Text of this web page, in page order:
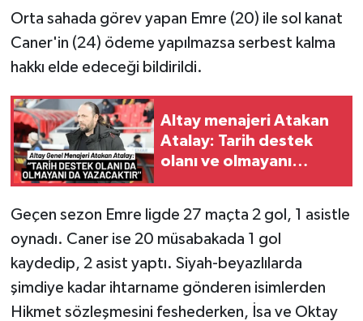
Orta sahada görev yapan Emre (20) ile sol kanat
Caner'in (24) ödeme yapılmazsa serbest kalma
hakkı elde edeceği bildirildi.
Altay menajeri Atakan
Atalay: Tarih destek
olanı ve olmayanı
Geçen sezon Emre ligde 27 maçta 2 gol, 1 asistle
oynadı. Caner ise 20 müsabakada 1 gol
kaydedip, 2 asist yaptı. Siyah-beyazlılarda
şimdiye kadar ihtarname gönderen isimlerden
Hikmet sözleşmesini feshederken, İsa ve Oktay